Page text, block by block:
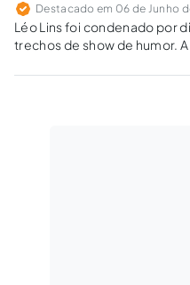
Destacado em 06 de Junho
Léo Lins foi condenado por
trechos de show de humor.